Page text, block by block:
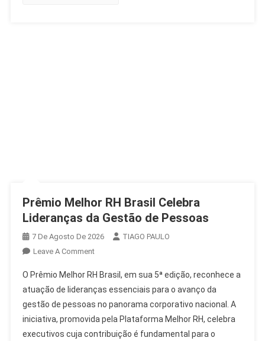
Prêmio Melhor RH Brasil Celebra
Lideranças da Gestão de Pessoas
7 De Agosto De 2026
TIAGO PAULO
Leave A CommentOn
Melhor
RH
Brasil
Celebra
Lideranças
O Prêmio Melhor RH Brasil, em sua 5ª edição, reconhece a
atuação de lideranças essenciais para o avanço da
gestão de pessoas no panorama corporativo nacional. A
iniciativa, promovida pela Plataforma Melhor RH, celebra
executivos cuja contribuição é fundamental para o